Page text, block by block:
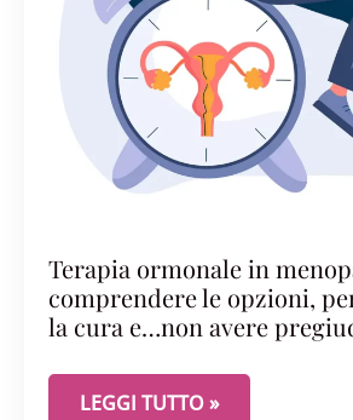
Terapia ormonale in
comprendere le opzioni,
la cura e…non avere
TERAPIA ORMONALE IN
LEGGI TUTTO »